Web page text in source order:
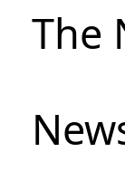
The